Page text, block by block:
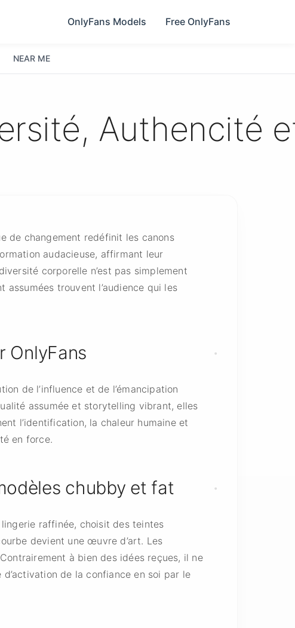
OnlyFans Models Free OnlyFans
NEAR ME
Authencité
de changement redéfinit les canons
audacieuse, affirmant leur
corporelle n’est pas simplement
assumées trouvent l’audience qui les
OnlyFans
de l’influence et de l’émancipation
assumée et storytelling vibrant, elles
l’identification, la chaleur humaine et
en force.
chubby et fat
lingerie raffinée, choisit des teintes
devient une œuvre d’art. Les
à bien des idées reçues, il ne
d’activation de la confiance en soi par le